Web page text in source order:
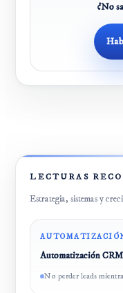
¿No
LECTURAS
Estrategia, sistemas y
Automatización
No perder leads